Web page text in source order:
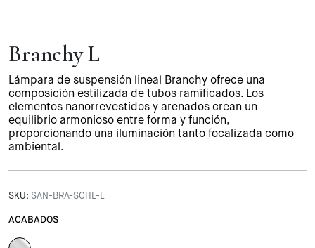
Branchy L
Lámpara de suspensión lineal Branchy ofrece una
composición estilizada de tubos ramificados. Los
elementos nanorrevestidos y arenados crean un
equilibrio armonioso entre forma y función,
proporcionando una iluminación tanto focalizada como
ambiental.
SKU: SAN-BRA-SCHL-L
ACABADOS